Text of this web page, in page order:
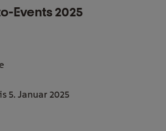
Events 2025
5. Januar 2025